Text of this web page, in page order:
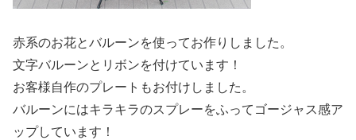
赤系のお花とバルーンを使ってお作りしました。
文字バルーンとリボンを付けています！
お客様自作のプレートもお付けしました。
バルーンにはキラキラのスプレーをふってゴージャス感ア
ップしています！